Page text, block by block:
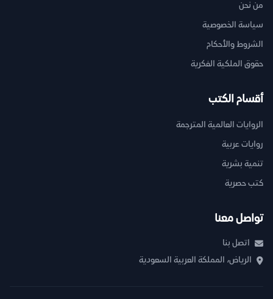
من نحن
سياسة الخصوصية
الشروط والأحكام
حقوق الملكية الفكرية
أقسام الكتب
الروايات العالمية المترجمة
روايات عربية
تنمية بشرية
كتب حصرية
تواصل معنا
اتصل بنا
الرياض، المملكة العربية السعودية